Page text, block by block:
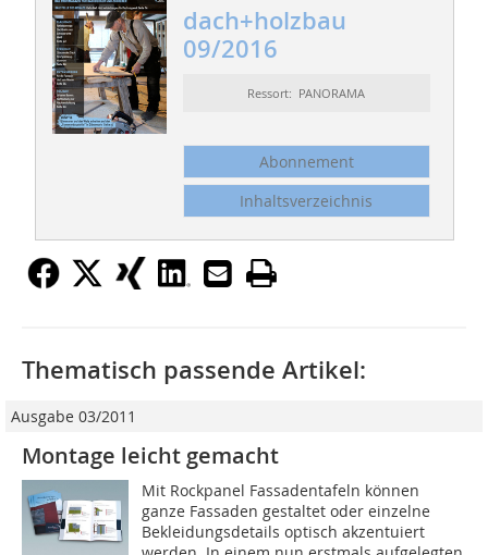
dach+holzbau
09/2016
Ressort: PANORAMA
Abonnement
Inhaltsverzeichnis
Thematisch passende Artikel:
Ausgabe 03/2011
Montage leicht gemacht
Mit Rockpanel Fassadentafeln können
ganze Fassaden gestaltet oder einzelne
Bekleidungsdetails optisch akzentuiert